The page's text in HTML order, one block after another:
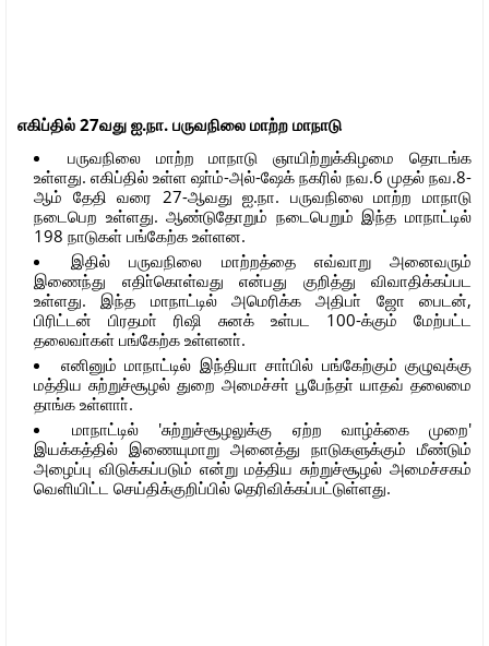
எகிப்தில் 27வது ஐ.நா. பருவநிலை மாற்ற மாநாடு
பருவநிலை மாற்ற மாநாடு ஞாயிற்றுக்கிழமை தொடங்க
உள்ளது. எகிப்தில் உள்ள ஷா்ம்-அல்-ஷேக் நகரில் நவ.6 முதல் நவ.8-
ஆம் தேதி வரை 27-ஆவது ஐ.நா. பருவநிலை மாற்ற மாநாடு
நடைபெற உள்ளது. ஆண்டுதோறும் நடைபெறும் இந்த மாநாட்டில்
198 நாடுகள் பங்கேற்க உள்ளன.
இதில் பருவநிலை மாற்றத்தை எவ்வாறு அனைவரும்
இணைந்து எதிா்கொள்வது என்பது குறித்து விவாதிக்கப்பட
உள்ளது. இந்த மாநாட்டில் அமெரிக்க அதிபா் ஜோ பைடன்,
பிரிட்டன் பிரதமா் ரிஷி சுனக் உள்பட 100-க்கும் மேற்பட்ட
தலைவா்கள் பங்கேற்க உள்ளனா்.
எனினும் மாநாட்டில் இந்தியா சாா்பில் பங்கேற்கும் குழுவுக்கு
மத்திய சுற்றுச்சூழல் துறை அமைச்சா் பூபேந்தா் யாதவ் தலைமை
தாங்க உள்ளாா்.
மாநாட்டில் 'சுற்றுச்சூழலுக்கு ஏற்ற வாழ்க்கை முறை'
இயக்கத்தில் இணையுமாறு அனைத்து நாடுகளுக்கும் மீண்டும்
அழைப்பு விடுக்கப்படும் என்று மத்திய சுற்றுச்சூழல் அமைச்சகம்
வெளியிட்ட செய்திக்குறிப்பில் தெரிவிக்கப்பட்டுள்ளது.